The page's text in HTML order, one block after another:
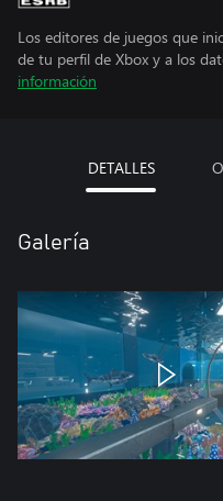
Los editores de juegos que
de tu perfil de Xbox y a los
información
DETALLES
Galería